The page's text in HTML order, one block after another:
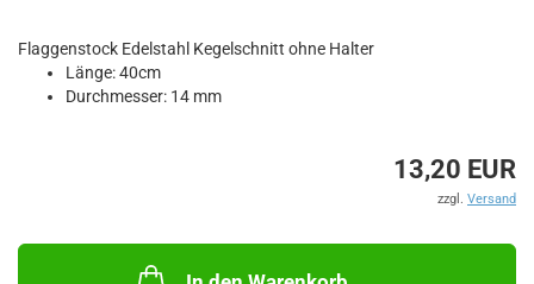
Flaggenstock Edelstahl Kegelschnitt ohne Halter
Länge: 40cm
Durchmesser: 14 mm
13,20 EUR
zzgl. Versand